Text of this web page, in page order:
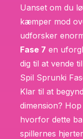
Uanset om du
kæmper mod
udforsker
Fase 7 en
dig til at vende
Spil Sprunki
Klar til at
dimension? Hop
hvorfor dette
spillernes